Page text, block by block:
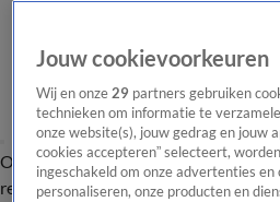
Overzicht Laatste nieuws Regionieuws
redactie
Jouw cookievoorkeuren
Wij en onze29 partners gebruiken
technieken om informatie te
onze website(s), jouw gedrag en jouw
cookies accepteren” selecteert,
ingeschakeld om onze advertenties
personaliseren, onze producten en